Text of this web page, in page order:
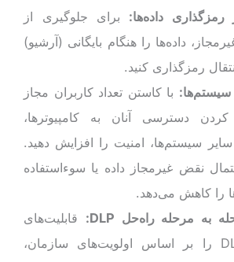
رمزگذاری داده‌ها: برای جلوگیری از
داده‌ها را هنگام بایگانی (آرشیو)
رمزگذاری کنید.
با کاستن تعداد کاربران مجاز
دسترسی آنان به کامپیوترها،
سیستم‌ها، امنیت را افزایش دهید.
نقض غیرمجاز داده یا سوءاستفاده
را کاهش می‌دهد.
به مرحله راه‌حل DLP
: قابلیت‌های
مختلف DLP را بر اساس اولویت‌های سازمان،